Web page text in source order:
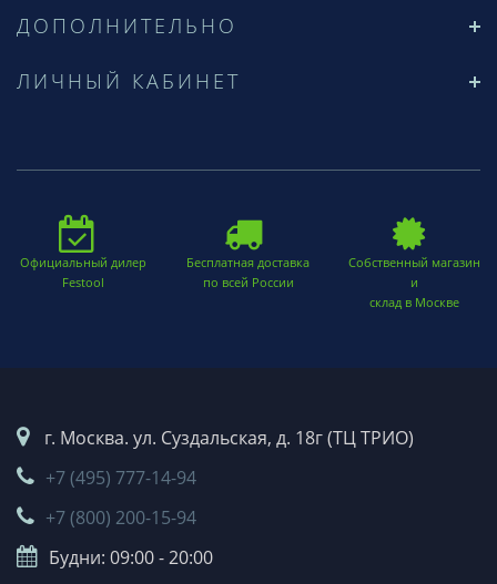
ДОПОЛНИТЕЛЬНО
ЛИЧНЫЙ КАБИНЕТ
Официальный дилер
Festool
Бесплатная доставка
по всей России
Собственный магазин
и
склад в Москве
г. Москва. ул. Суздальская, д. 18г (ТЦ ТРИО)
+7 (495) 777-14-94
+7 (800) 200-15-94
Будни: 09:00 - 20:00